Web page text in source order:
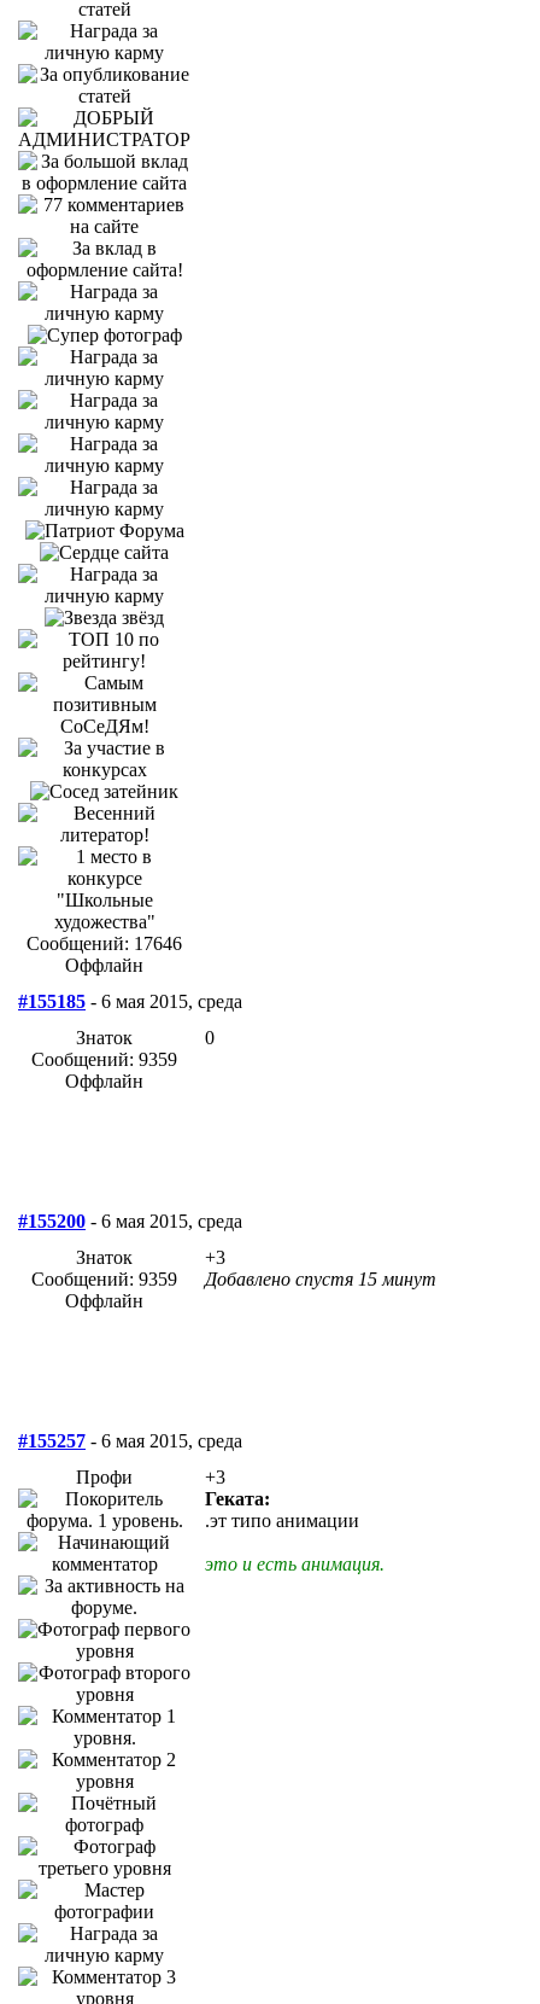
Сообщений: 17646
Оффлайн
#155185 - 6 мая 2015, среда
Знаток
Сообщений: 9359
Оффлайн
0
#155200 - 6 мая 2015, среда
Знаток
Сообщений: 9359
Оффлайн
+3
Добавлено спустя 15 минут
#155257 - 6 мая 2015, среда
Профи
+3
Геката:
.эт типо анимации
это и есть анимация.